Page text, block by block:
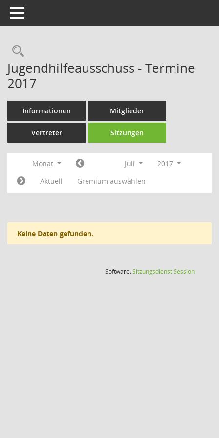
Toggle navigation
Rechercheauswahl
Jugendhilfeausschuss - Termine
2017
Informationen Mitglieder
Vertreter Sitzungen
Monat Juli
2017
Aktuell
Gremium auswählen
Keine Daten gefunden.
Software:SitzungsdienstSession(Wird in